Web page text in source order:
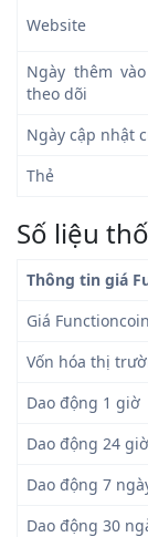
Website
Ngày thêm
theo dõi
Ngày cập nhật
Thẻ
Số liệu
Thông tin giá
Giá
Vốn hóa thị
Dao động 1 giờ
Dao động 24 giờ
Dao động 7
Dao động 30